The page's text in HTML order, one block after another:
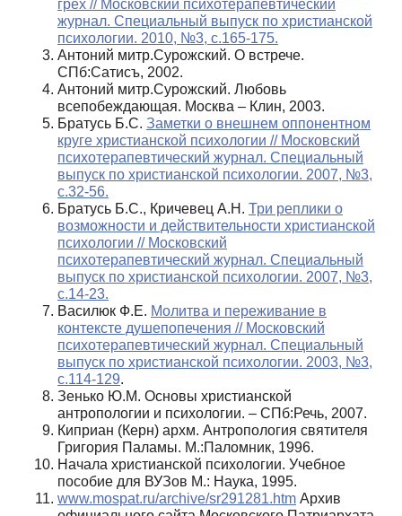
грех // Московский психотерапевтический
журнал. Специальный выпуск по христианской
психологии. 2010, №3, с.165-175.
Антоний митр.Сурожский. О встрече.
СПб:Сатисъ, 2002.
Антоний митр.Сурожский. Любовь
всепобеждающая. Москва – Клин, 2003.
Братусь Б.С. Заметки о внешнем оппонентном
круге христианской психологии // Московский
психотерапевтический журнал. Специальный
выпуск по христианской психологии. 2007, №3,
с.32-56.
Братусь Б.С., Кричевец А.Н. Три реплики о
возможности и действительности христианской
психологии // Московский
психотерапевтический журнал. Специальный
выпуск по христианской психологии. 2007, №3,
с.14-23.
Василюк Ф.Е. Молитва и переживание в
контексте душепопечения // Московский
психотерапевтический журнал. Специальный
выпуск по христианской психологии. 2003, №3,
с.114-129.
Зенько Ю.М. Основы христианской
антропологии и психологии. – СПб:Речь, 2007.
Киприан (Керн) архм. Антропология святителя
Григория Паламы. М.:Паломник, 1996.
Начала христианской психологии. Учебное
пособие для ВУЗов М.: Наука, 1995.
www.mospat.ru/archive/sr291281.htm Архив